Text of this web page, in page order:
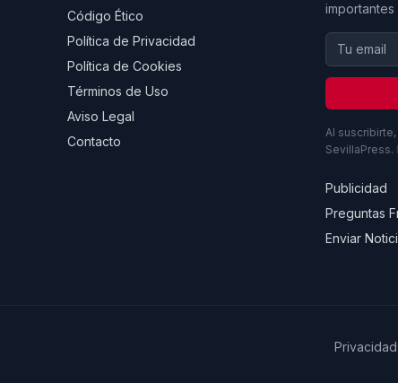
Código Ético
Política de Privacidad
Política de Cookies
Términos de Uso
Aviso Legal
Contacto
importantes
Al
SevillaPress.
Publicidad
Preguntas
Enviar
Privacidad